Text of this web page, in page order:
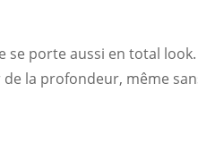
porte aussi en total look.
la profondeur, même